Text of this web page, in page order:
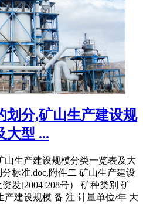
划分,矿山生产建设规
大型 ...
山生产建设规模分类一览表及大
标准.doc,附件二 矿山生产建设
发[2004]208号） 矿种类别 矿
产建设规模 备 注 计量单位/年 大